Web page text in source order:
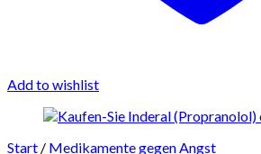
Add to wishlist
Start / Medikamente gegen Angst